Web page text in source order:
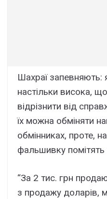
Шахраї запевняють:
настільки висока,
відрізнити від
їх можна обміняти
обмінниках, проте,
фальшивку помітять
“За 2 тис. грн
з продажу доларів,